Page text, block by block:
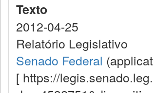
Texto
2012-04-25
Relatório Legislativo
Senado Federal
[ https://